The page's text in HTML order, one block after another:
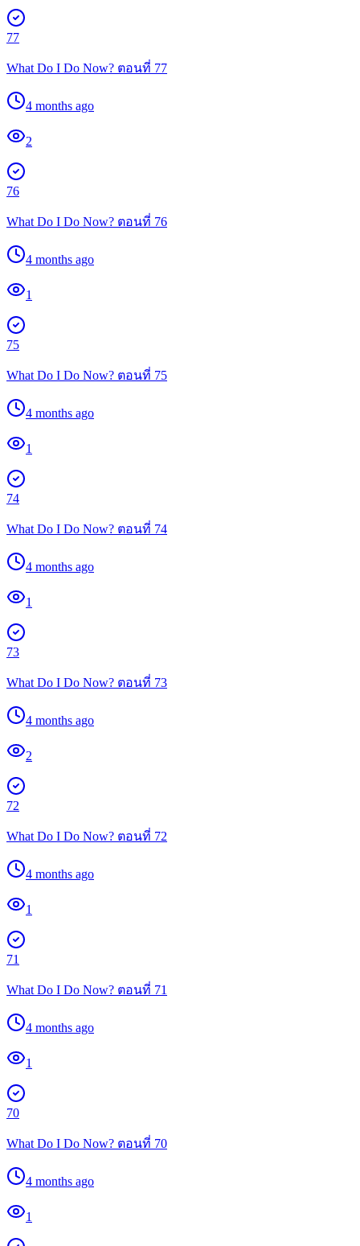
77
What Do I Do Now? ตอนที่ 77
4 months ago
2
76
What Do I Do Now? ตอนที่ 76
4 months ago
1
75
What Do I Do Now? ตอนที่ 75
4 months ago
1
74
What Do I Do Now? ตอนที่ 74
4 months ago
1
73
What Do I Do Now? ตอนที่ 73
4 months ago
2
72
What Do I Do Now? ตอนที่ 72
4 months ago
1
71
What Do I Do Now? ตอนที่ 71
4 months ago
1
70
What Do I Do Now? ตอนที่ 70
4 months ago
1